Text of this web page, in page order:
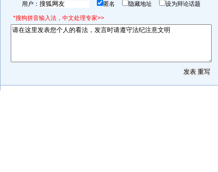
用户： 匿名 隐藏地址 设为辩论话题
*搜狗拼音输入法，中文处理专家>>